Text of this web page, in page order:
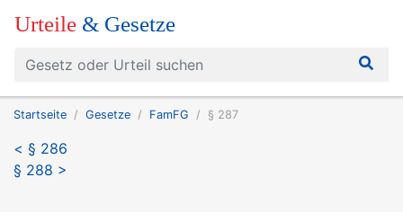
Urteile & Gesetze
Startseite Gesetze FamFG § 287
< § 286
§ 288 >